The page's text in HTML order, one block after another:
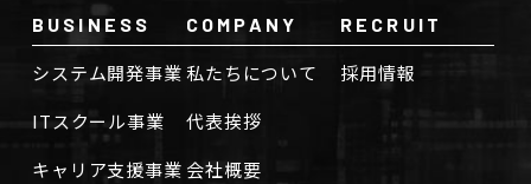
BUSINESS
システム開発事業
ITスクール事業
キャリア支援事業
COMPANY
私たちについて
代表挨拶
会社概要
RECRUIT
採用情報